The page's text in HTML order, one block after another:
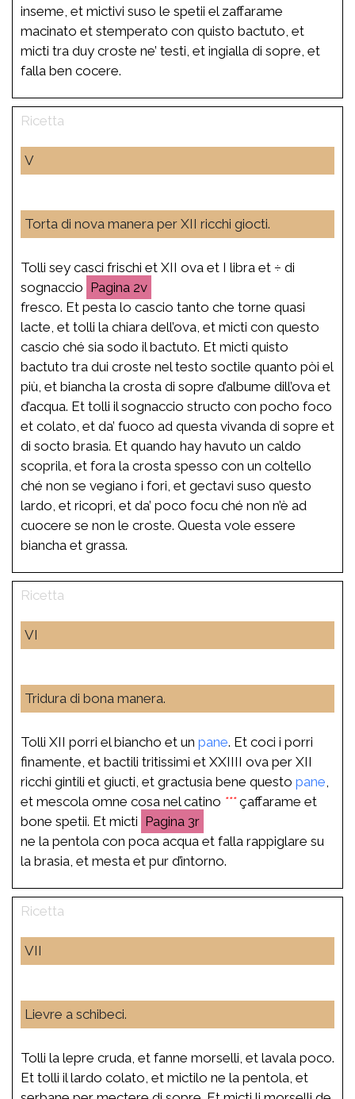
inseme, et mictivi suso le spetii el zaffarame
macinato et stemperato con quisto bactuto, et
micti tra duy croste ne’ testi, et ingialla di sopre, et
falla ben cocere.
V
Torta di nova manera per XII ricchi giocti.
Tolli sey casci frischi et XII ova et I libra et ÷ di
sognaccio
2v
fresco. Et pesta lo cascio tanto che torne quasi
lacte, et tolli la chiara dell’ova, et micti con questo
cascio ché sia sodo il bactuto. Et micti quisto
bactuto tra dui croste nel testo soctile quanto pòi el
più, et biancha la crosta di sopre d’albume dill’ova et
d’acqua. Et tolli il sognaccio structo con pocho foco
et colato, et da’ fuoco ad questa vivanda di sopre et
di socto brasia. Et quando hay havuto un caldo
scoprila, et fora la crosta spesso con un coltello
ché non se vegiano i fori, et gectavi suso questo
lardo, et ricopri, et da’ poco focu ché non n’è ad
cuocere se non le croste. Questa vole essere
biancha et grassa.
VI
Tridura di bona manera.
Tolli XII porri el biancho et un pane. Et coci i porri
finamente, et bactili tritissimi et XXIIII ova per XII
ricchi gintili et giucti, et gractusia bene questo pane
et mescola omne cosa nel catino ***çaffarame et
bone spetii. Et micti
3r
ne la pentola con poca acqua et falla rappiglare su
la brasia, et mesta et pur d’intorno.
VII
Lievre a schibeci.
Tolli la lepre cruda, et fanne morselli, et lavala poco.
Et tolli il lardo colato, et mictilo ne la pentola, et